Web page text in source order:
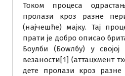
Током процеса
пролази кроз разне
(најчешће) мајку. Тај
прати је добро описао
Боулби (Боwлбy) у
везаности[1] (аттацхмент
дете пролази кроз